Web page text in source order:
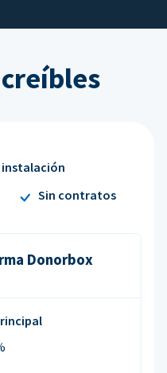
Sin contratos
Donorbox